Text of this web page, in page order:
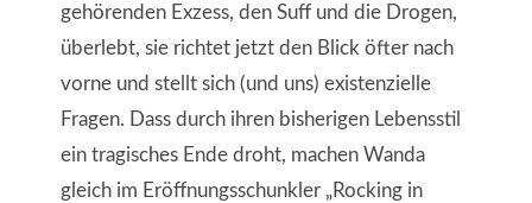
gehörenden Exzess, den Suff und die Drogen,
überlebt, sie richtet jetzt den Blick öfter nach
vorne und stellt sich (und uns) existenzielle
Fragen. Dass durch ihren bisherigen Lebensstil
ein tragisches Ende droht, machen Wanda
gleich im Eröffnungsschunkler „Rocking in